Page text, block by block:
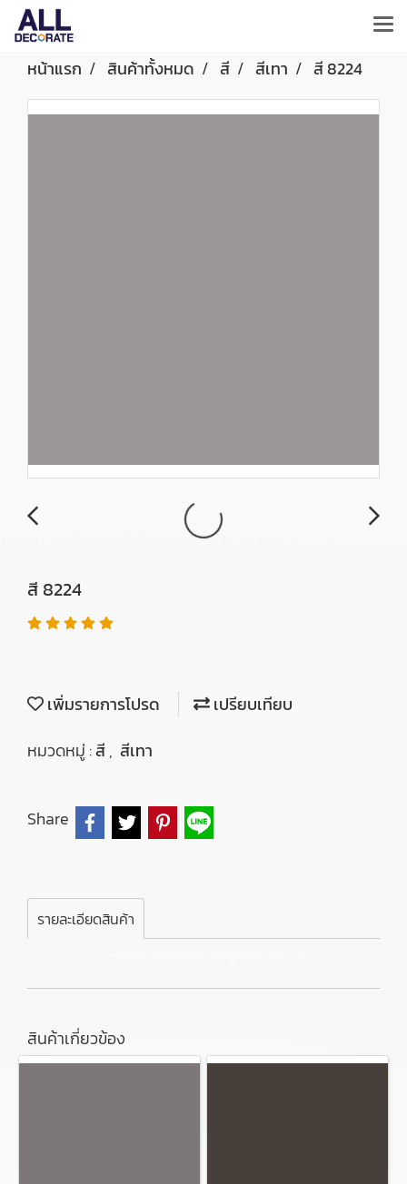
หน้าแรก สินค้าทั้งหมด สี สีเทา สี 8224
สี 8224
เพิ่มรายการโปรด
เปรียบเทียบ
หมวดหมู่ :สี, สีเทา
Share
รายละเอียดสินค้า
สินค้าเกี่ยวข้อง